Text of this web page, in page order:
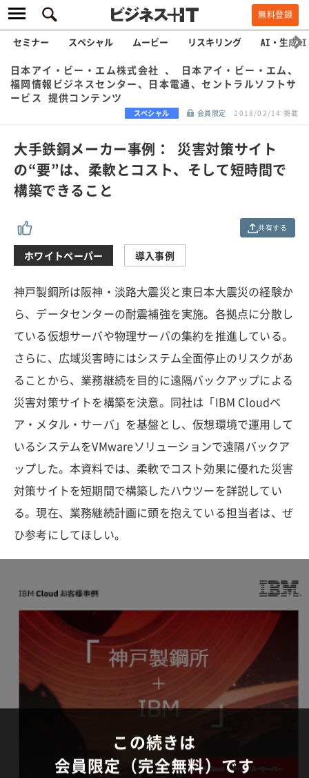
無料登録
セミナー スペシャル ムービー リスキリング AI・生成AI
日本アイ・ビー・エム株式会社 、 日本アイ・ビー・エム、
福岡情報ビジネスセンター、日本電通、セントラルソフトサ
ービス 提供コンテンツ
スペシャル 会員限定 2018/02/14 掲載
大手鉄鋼メーカー事例： 災害対策サイト
の“要”は、柔軟とコスト、そして短時間で
構築できること
共有する
ホワイトペーパー 導入事例
神戸製鋼所は阪神・淡路大震災と東日本大震災の経験か
ら、データセンターの耐震補強を実施。各拠点に分散し
ている仮想サーバや物理サーバの集約を推進している。
さらに、広域災害時にはシステム全面停止のリスクがあ
ることから、業務継続を目的に遠隔バックアップによる
災害対策サイトを構築を決意。同社は「IBM Cloudベ
ア・メタル・サーバ」を基盤とし、仮想環境で運用して
いるシステムをVMwareソリューションで遠隔バックア
ップした。本資料では、柔軟でコスト効果に優れた災害
対策サイトを短期間で構築したハウツーを詳説してい
る。現在、業務継続計画に頭を抱えている担当者は、ぜ
ひ参考にしてほしい。
この続きは
会員限定（完全無料）です